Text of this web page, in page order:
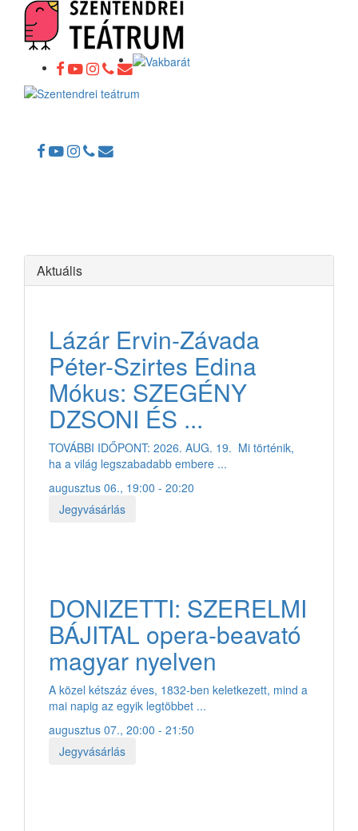
Aktuális
Lázár Ervin-Závada
Péter-Szirtes Edina
Mókus: SZEGÉNY
DZSONI ÉS ...
TOVÁBBI IDŐPONT: 2026. AUG. 19. Mi történik,
ha a világ legszabadabb embere ...
augusztus 06., 19:00 - 20:20
Jegyvásárlás
DONIZETTI: SZERELMI
BÁJITAL opera-beavató
magyar nyelven
A közel kétszáz éves, 1832-ben keletkezett, mind a
mai napig az egyik legtöbbet ...
augusztus 07., 20:00 - 21:50
Jegyvásárlás